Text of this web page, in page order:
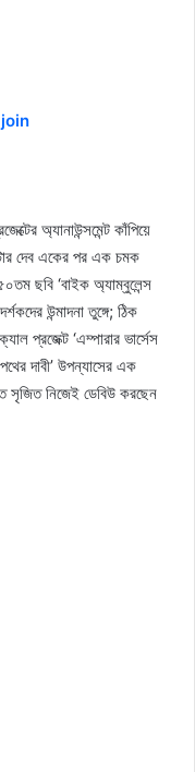
অ্যানাউন্সমেন্ট কাঁপিয়ে
দেব একের পর এক চমক
ছবি ‘বাইক অ্যাম্বুলেন্স
উন্মাদনা তুঙ্গে; ঠিক
প্রজেক্ট ‘এম্পারার ভার্সেস
দাবী’ উপন্যাসের এক
নিজেই ডেবিউ করছেন